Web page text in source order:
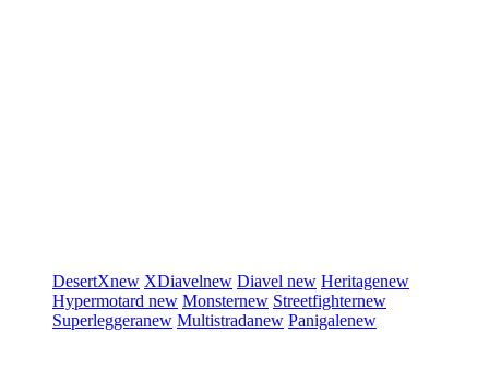
DesertXnew XDiavelnew Diavel new Heritagenew
Hypermotard new Monsternew Streetfighternew
Superleggeranew Multistradanew Panigalenew